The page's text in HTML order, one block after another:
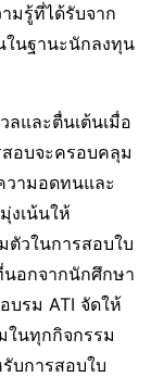
มรู้ที่ได้รับจาก
ในฐานะนักลงทุน
ละตื่นเต้นเมื่อ
สอบจะครอบคลุม
วามอดทนและ
งเน้นให้
ตัวในการสอบใบ
อกจากนักศึกษา
บรม ATI จัดให้
ในทุกกิจกรรม
บการสอบใบ